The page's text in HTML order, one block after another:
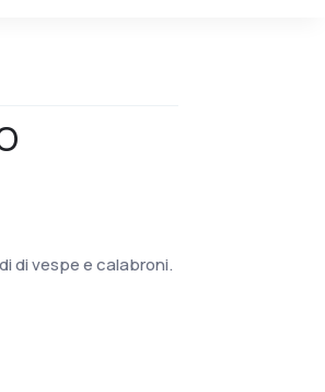
di vespe e calabroni.